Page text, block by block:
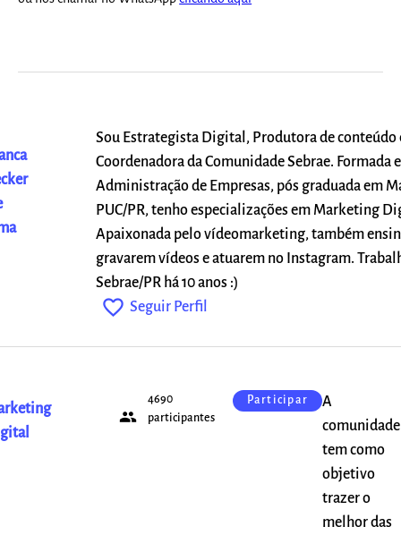
Sou Estrategista Digital, Produtora de conteúdo
Coordenadora da Comunidade Sebrae. Formada
Administração de Empresas, pós graduada em
PUC/PR, tenho especializações em Marketing
Apaixonada pelo vídeomarketing, também
gravarem vídeos e atuarem no Instagram.
Sebrae/PR há 10 anos :)
favorite_outline Seguir Perfil
people
4690
participantes
Participar
A
comunidade
tem como
objetivo
trazer o
melhor das